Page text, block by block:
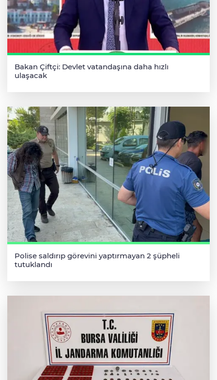
Bakan Çiftçi: Devlet vatandaşına daha hızlı
ulaşacak
Polise saldırıp görevini yaptırmayan 2 şüpheli
tutuklandı